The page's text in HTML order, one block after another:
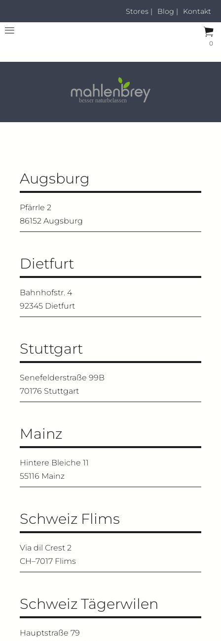
Kontakt
Blog |
Stores |
0
Augsburg
Pfärrle 2
86152 Augsburg
Dietfurt
Bahnhofstr. 4
92345 Dietfurt
Stuttgart
Senefelderstraße 99B
70176 Stuttgart
Mainz
Hintere Bleiche 11
55116 Mainz
Schweiz Flims
Via dil Crest 2
CH–7017 Flims
Schweiz Tägerwilen
Hauptstraße 79